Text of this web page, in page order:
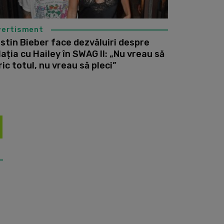
Bieber face dezvăluiri despre
cu Hailey în SWAG II: „Nu vreau să
totul, nu vreau să pleci”